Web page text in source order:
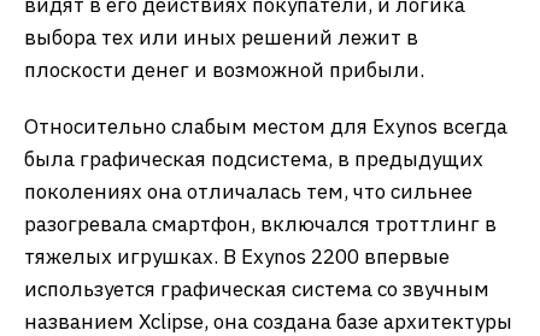
выбора тех или иных решений лежит в
плоскости денег и возможной прибыли.
Относительно слабым местом для Exynos всегда
была графическая подсистема, в предыдущих
поколениях она отличалась тем, что сильнее
разогревала смартфон, включался троттлинг в
тяжелых игрушках. В Exynos 2200 впервые
используется графическая система со звучным
названием Xclipse, она создана базе архитектуры